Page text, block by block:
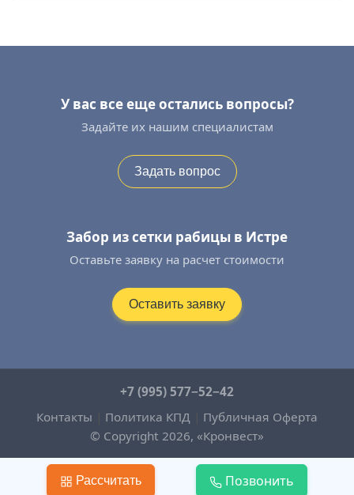
У вас все еще остались вопросы?
Задайте их нашим специалистам
Задать вопрос
Забор из сетки рабицы в Истре
Оставьте заявку на расчет стоимости
Оставить заявку
© Copyright 2026, «Кронвест»
+7 (995) 577−52−42
Контакты
Политика КПД Публичная Оферта
Рассчитать Позвонить